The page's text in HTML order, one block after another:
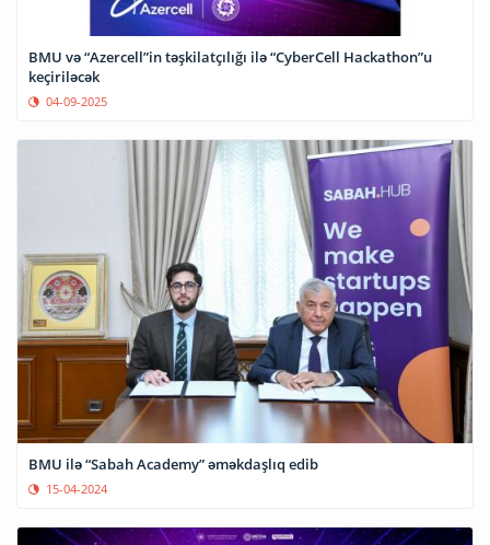
BMU və “Azercell”in təşkilatçılığı ilə “CyberCell Hackathon”u
keçiriləcək
04-09-2025
BMU ilə “Sabah Academy” əməkdaşlıq edib
15-04-2024